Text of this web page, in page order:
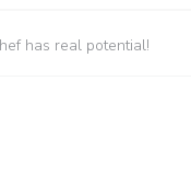
has real potential!